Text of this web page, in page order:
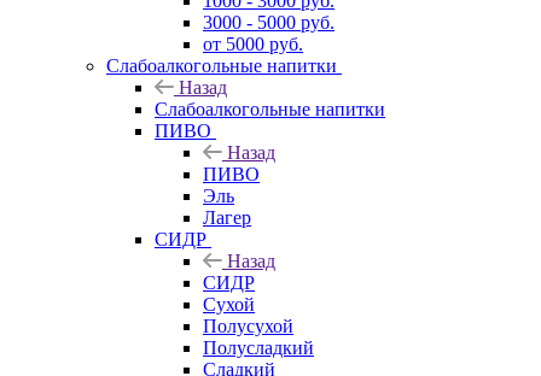
3000 - 5000 руб.
от 5000 руб.
Слабоалкогольные напитки
Назад
Слабоалкогольные напитки
ПИВО
Назад
ПИВО
Эль
Лагер
СИДР
Назад
СИДР
Сухой
Полусухой
Полусладкий
Сладкий